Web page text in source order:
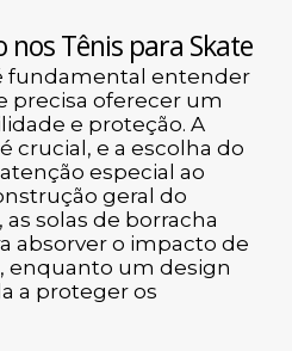
Tênis para Skate
fundamental entender
precisa oferecer um
e proteção. A
crucial, e a escolha do
especial ao
geral do
solas de borracha
absorver o impacto de
enquanto um design
a proteger os